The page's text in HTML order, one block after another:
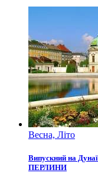
Весна, Літо
Випускний на
ПЕРЛИНИ